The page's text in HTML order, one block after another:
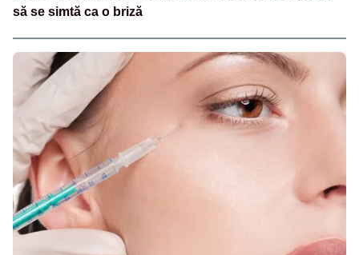
să se simtă ca o briză